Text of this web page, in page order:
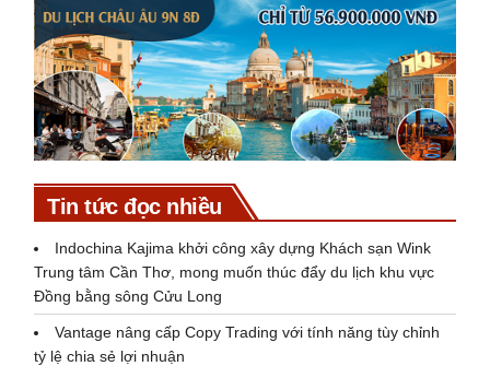
Tin tức đọc nhiều
Indochina Kajima khởi công xây dựng Khách sạn Wink
Trung tâm Cần Thơ, mong muốn thúc đẩy du lịch khu vực
Đồng bằng sông Cửu Long
Vantage nâng cấp Copy Trading với tính năng tùy chỉnh
tỷ lệ chia sẻ lợi nhuận